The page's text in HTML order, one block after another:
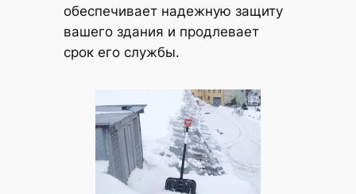
обеспечивает надежную защиту
вашего здания и продлевает
срок его службы.